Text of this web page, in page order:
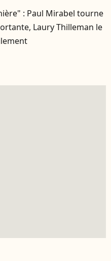
: Paul Mirabel tourne
Laury Thilleman le